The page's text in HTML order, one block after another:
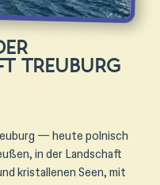
Treuburg
— heute polnisch
in der Landschaft
kristallenen Seen, mit